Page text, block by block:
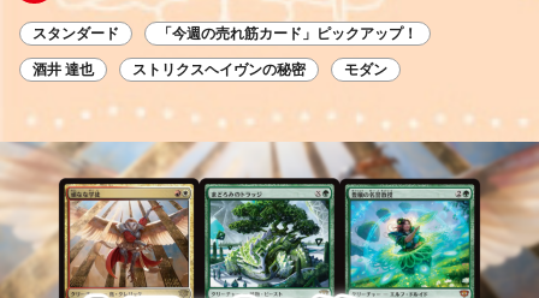
スタンダード 「今週の売れ筋カード」ピックアップ！
酒井 達也 ストリクスヘイヴンの秘密 モダン